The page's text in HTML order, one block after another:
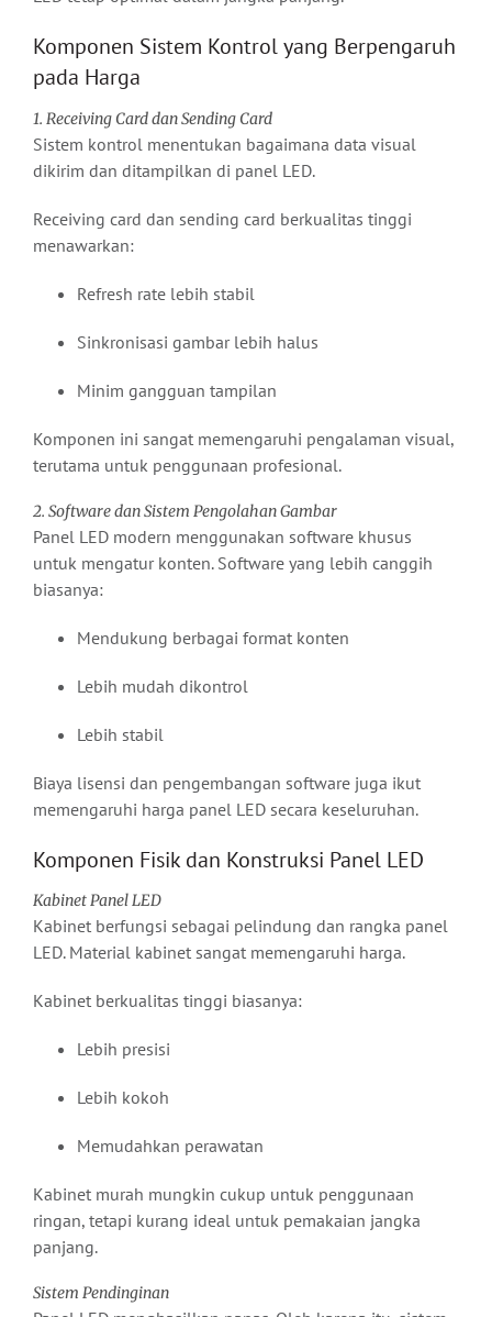
Komponen Sistem Kontrol yang Berpengaruh
pada Harga
1. Receiving Card dan Sending Card
Sistem kontrol menentukan bagaimana data visual
dikirim dan ditampilkan di panel LED.
Receiving card dan sending card berkualitas tinggi
menawarkan:
Refresh rate lebih stabil
Sinkronisasi gambar lebih halus
Minim gangguan tampilan
Komponen ini sangat memengaruhi pengalaman visual,
terutama untuk penggunaan profesional.
2. Software dan Sistem Pengolahan Gambar
Panel LED modern menggunakan software khusus
untuk mengatur konten. Software yang lebih canggih
biasanya:
Mendukung berbagai format konten
Lebih mudah dikontrol
Lebih stabil
Biaya lisensi dan pengembangan software juga ikut
memengaruhi harga panel LED secara keseluruhan.
Komponen Fisik dan Konstruksi Panel LED
Kabinet Panel LED
Kabinet berfungsi sebagai pelindung dan rangka panel
LED. Material kabinet sangat memengaruhi harga.
Kabinet berkualitas tinggi biasanya:
Lebih presisi
Lebih kokoh
Memudahkan perawatan
Kabinet murah mungkin cukup untuk penggunaan
ringan, tetapi kurang ideal untuk pemakaian jangka
panjang.
Sistem Pendinginan